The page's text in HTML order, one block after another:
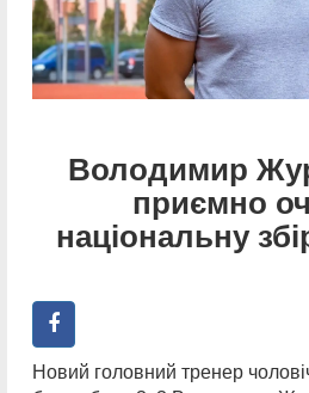
Володимир
приємно
національну
Новий головний тренер